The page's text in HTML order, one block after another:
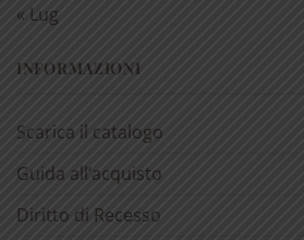
« Lug
INFORMAZIONI
Scarica il catalogo
Guida all’acquisto
Diritto di Recesso